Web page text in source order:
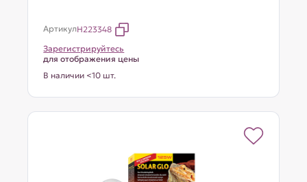
АртикулH223348
Зарегистрируйтесь
для отображения цены
В наличии <10 шт.